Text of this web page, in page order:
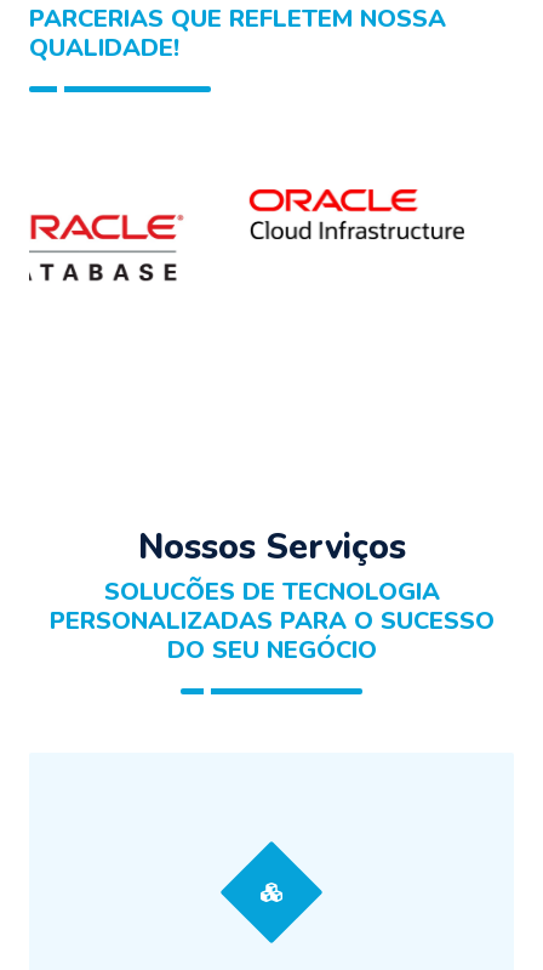
PARCERIAS QUE REFLETEM NOSSA
QUALIDADE!
Nossos Serviços
SOLUCÕES DE TECNOLOGIA
PERSONALIZADAS PARA O SUCESSO
DO SEU NEGÓCIO